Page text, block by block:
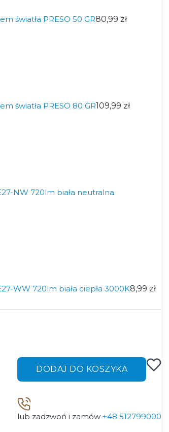
światła PRESO 50 GR80,99 zł
światła PRESO 80 GR109,99 zł
NW 720lm biała neutralna
WW 720lm biała ciepła 3000K8,99 zł
DODAJ DO KOSZYKA
lub zadzwoń i zamów +48 512799000